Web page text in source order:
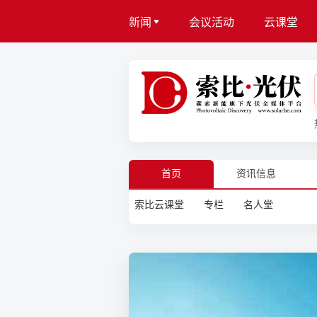
新闻 会议活动 云课堂
首页 资讯信息
索比云课堂 专栏 名人堂